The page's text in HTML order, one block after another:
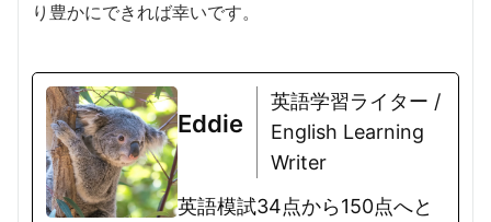
り豊かにできれば幸いです。
Eddie
英語学習ライター /
English Learning
Writer
英語模試34点から150点へと